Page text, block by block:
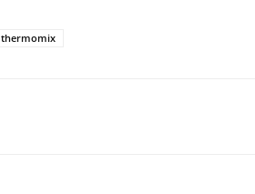
thermomix